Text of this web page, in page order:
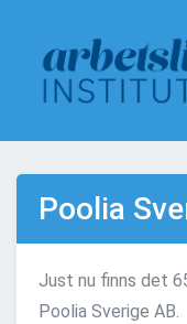
Poolia
Just nu finns det
Poolia Sverige AB.